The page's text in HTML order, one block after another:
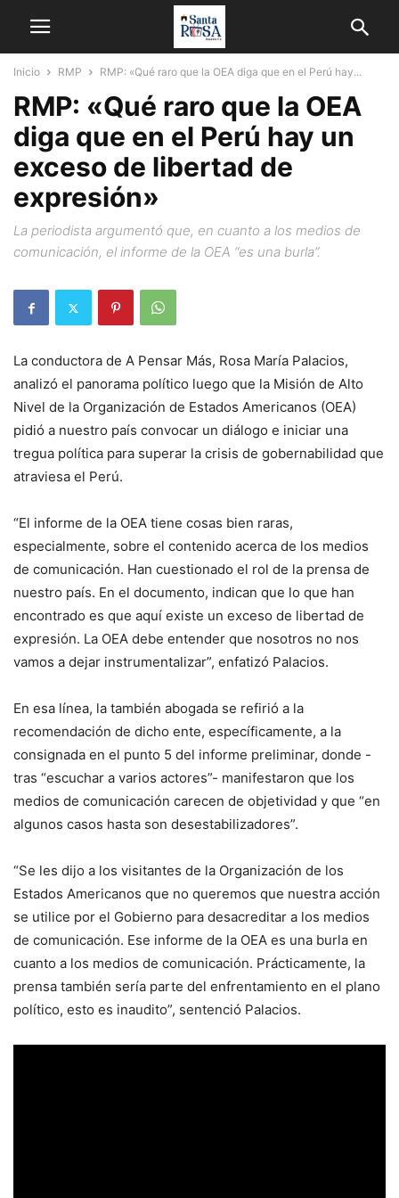
Inicio RMP RMP: «Qué raro que la OEA diga que en el Perú hay...
RMP: «Qué raro que la OEA
diga que en el Perú hay un
exceso de libertad de
expresión»
La periodista argumentó que, en cuanto a los medios de
comunicación, el informe de la OEA “es una burla”.
La conductora de A Pensar Más, Rosa María Palacios,
analizó el panorama político luego que la Misión de Alto
Nivel de la Organización de Estados Americanos (OEA)
pidió a nuestro país convocar un diálogo e iniciar una
tregua política para superar la crisis de gobernabilidad que
atraviesa el Perú.
“El informe de la OEA tiene cosas bien raras,
especialmente, sobre el contenido acerca de los medios
de comunicación. Han cuestionado el rol de la prensa de
nuestro país. En el documento, indican que lo que han
encontrado es que aquí existe un exceso de libertad de
expresión. La OEA debe entender que nosotros no nos
vamos a dejar instrumentalizar”, enfatizó Palacios.
En esa línea, la también abogada se refirió a la
recomendación de dicho ente, específicamente, a la
consignada en el punto 5 del informe preliminar, donde -
tras “escuchar a varios actores”- manifestaron que los
medios de comunicación carecen de objetividad y que “en
algunos casos hasta son desestabilizadores”.
“Se les dijo a los visitantes de la Organización de los
Estados Americanos que no queremos que nuestra acción
se utilice por el Gobierno para desacreditar a los medios
de comunicación. Ese informe de la OEA es una burla en
cuanto a los medios de comunicación. Prácticamente, la
prensa también sería parte del enfrentamiento en el plano
político, esto es inaudito”, sentenció Palacios.